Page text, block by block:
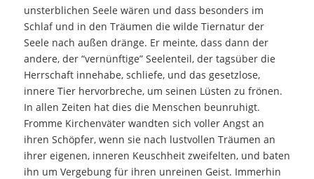
unsterblichen Seele wären und dass besonders im
Schlaf und in den Träumen die wilde Tiernatur der
Seele nach außen dränge. Er meinte, dass dann der
andere, der “vernünftige” Seelenteil, der tagsüber die
Herrschaft innehabe, schliefe, und das gesetzlose,
innere Tier hervorbreche, um seinen Lüsten zu frönen.
In allen Zeiten hat dies die Menschen beunruhigt.
Fromme Kirchenväter wandten sich voller Angst an
ihren Schöpfer, wenn sie nach lustvollen Träumen an
ihrer eigenen, inneren Keuschheit zweifelten, und baten
ihn um Vergebung für ihren unreinen Geist. Immerhin